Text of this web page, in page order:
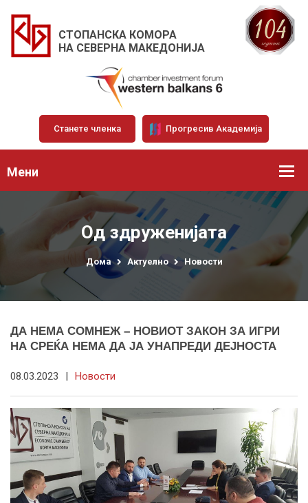
СТОПАНСКА КОМОРА
НА СЕВЕРНА МАКЕДОНИЈА
Станете членка Прогресив Академија
Мени
Од здруженијата
Дома Актуелно Новости
ДА НЕМА СОМНЕЖ – НОВИОТ ЗАКОН ЗА ИГРИ
НА СРЕЌА НЕМА ДА ЈА УНАПРЕДИ ДЕЈНОСТА
08.03.2023 | Новости